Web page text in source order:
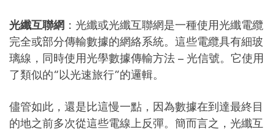
光纖互聯網 ：光纖或光纖互聯網是一種使用光纖電纜
完全或部分傳輸數據的網絡系統。這些電纜具有細玻
璃線，同時使用光學數據傳輸方法 – 光信號。它使用
了類似的“以光速旅行”的邏輯。
儘管如此，還是比這慢一點，因為數據在到達最終目
的地之前多次從這些電線上反彈。簡而言之，光纖互